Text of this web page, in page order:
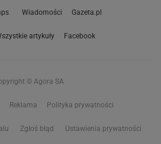
Wiadomości Gazeta.pl
artykuły Facebook
© Agora SA
Reklama Polityka prywatności
Zgłoś błąd Ustawienia prywatności